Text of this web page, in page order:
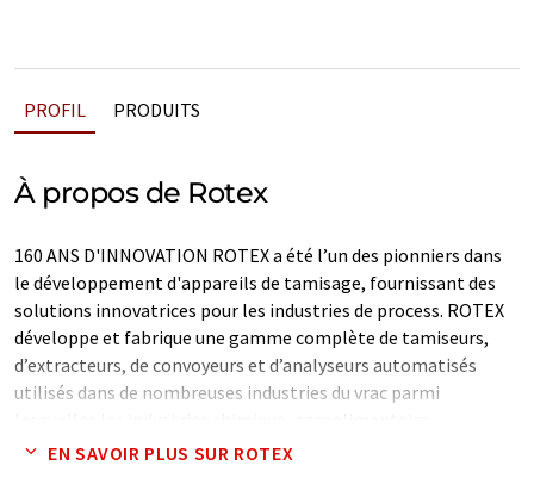
PROFIL PRODUITS
À propos de Rotex
160 ANS D'INNOVATION ROTEX a été l’un des pionniers dans
le développement d'appareils de tamisage, fournissant des
solutions innovatrices pour les industries de process. ROTEX
développe et fabrique une gamme complète de tamiseurs,
d’extracteurs, de convoyeurs et d’analyseurs automatisés
utilisés dans de nombreuses industries du vrac parmi
alimentation animale, minérale, plastique, etc.
EN SAVOIR PLUS SUR ROTEX